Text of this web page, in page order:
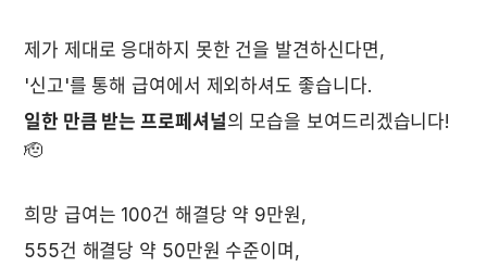
제가 제대로 응대하지 못한 건을 발견하신다면,
'신고'를 통해 급여에서 제외하셔도 좋습니다.
일한 만큼 받는 프로페셔널의 모습을 보여드리겠습니다!
🫡
희망 급여는 100건 해결당 약 9만원,
555건 해결당 약 50만원 수준이며,